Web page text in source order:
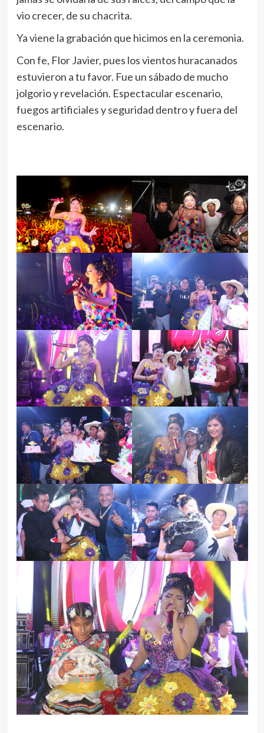
vio crecer, de su chacrita.
Ya viene la grabación que hicimos en la ceremonia.
Con fe, Flor Javier, pues los vientos huracanados
estuvieron a tu favor. Fue un sábado de mucho
jolgorio y revelación. Espectacular escenario,
fuegos artificiales y seguridad dentro y fuera del
escenario.